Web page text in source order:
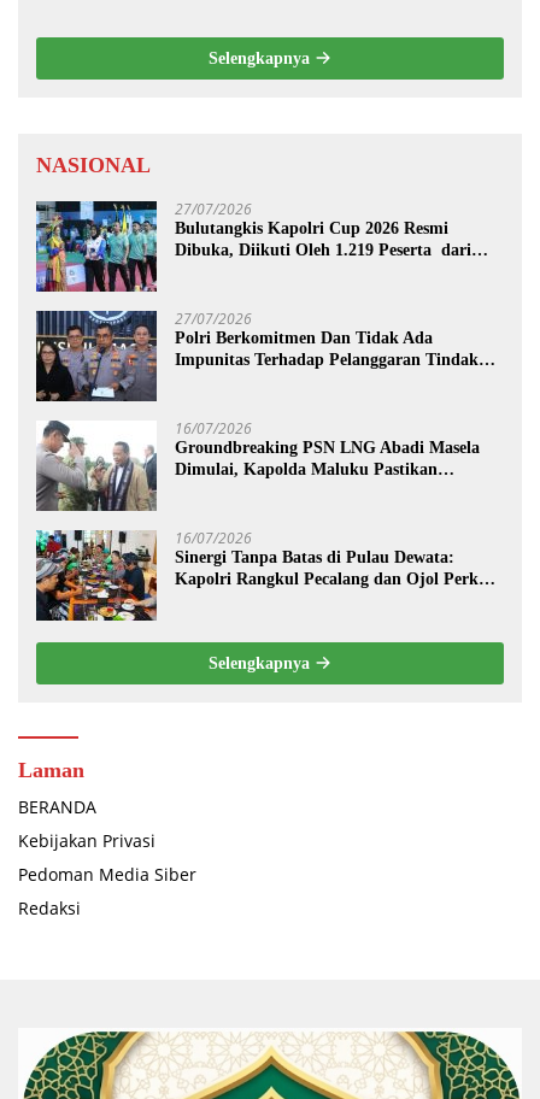
Selengkapnya
NASIONAL
27/07/2026
Bulutangkis Kapolri Cup 2026 Resmi
Dibuka, Diikuti Oleh 1.219 Peserta dari
27/07/2026
Polri Berkomitmen Dan Tidak Ada
Impunitas Terhadap Pelanggaran Tindak
16/07/2026
Groundbreaking PSN LNG Abadi Masela
Dimulai, Kapolda Maluku Pastikan
16/07/2026
Sinergi Tanpa Batas di Pulau Dewata:
Kapolri Rangkul Pecalang dan Ojol Perkuat
Selengkapnya
Laman
BERANDA
Kebijakan Privasi
Pedoman Media Siber
Redaksi